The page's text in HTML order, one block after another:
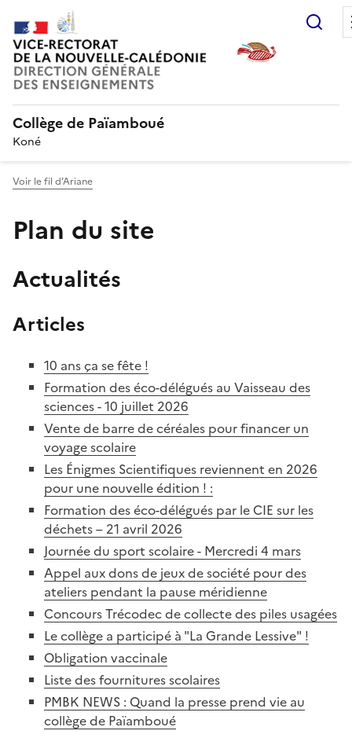
Collège de Païamboué
Koné
Voir le fil d’Ariane
Plan du site
Actualités
Articles
10 ans ça se fête !
Formation des éco-délégués au Vaisseau des
sciences - 10 juillet 2026
Vente de barre de céréales pour financer un
voyage scolaire
Les Énigmes Scientifiques reviennent en 2026
pour une nouvelle édition ! :
Formation des éco-délégués par le CIE sur les
déchets – 21 avril 2026
Journée du sport scolaire - Mercredi 4 mars
Appel aux dons de jeux de société pour des
ateliers pendant la pause méridienne
Concours Trécodec de collecte des piles usagées
Le collège a participé à "La Grande Lessive" !
Obligation vaccinale
Liste des fournitures scolaires
PMBK NEWS : Quand la presse prend vie au
collège de Païamboué